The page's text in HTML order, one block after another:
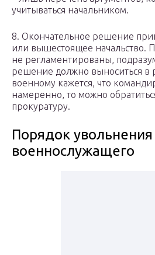
учитываться начальником.
8. Окончательное решение
или вышестоящее начальство.
не регламентированы,
решение должно выноситься в
военному кажется, что
намеренно, то можно
прокуратуру.
Порядок увольнения
военнослужащего